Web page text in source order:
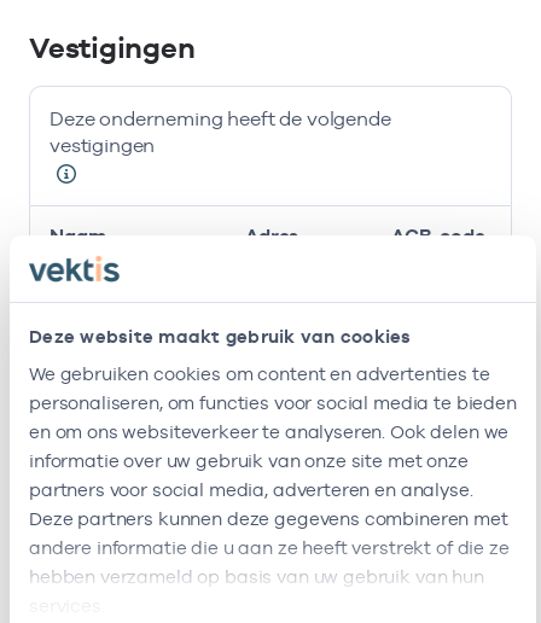
Deze website maakt gebruik van cookies
We gebruiken cookies om content en advertenties te
personaliseren, om functies voor social media te bieden
en om ons websiteverkeer te analyseren. Ook delen we
informatie over uw gebruik van onze site met onze
partners voor social media, adverteren en analyse.
Deze partners kunnen deze gegevens combineren met
andere informatie die u aan ze heeft verstrekt of die ze
hebben verzameld op basis van uw gebruik van hun
Vestigingen
Deze onderneming heeft de volgende
vestigingen
Deze onderneming heeft de volgende vestigingen
Naam Adres AGB-code
73b
1055AD
Amsterdam
Zorgverleners
Bij deze onderneming werken de volgende
zorgverleners